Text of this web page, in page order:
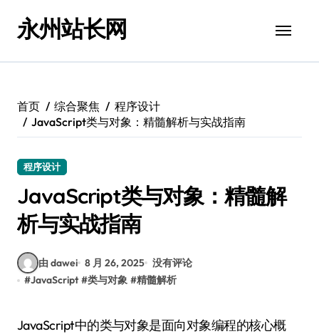
永州站长网
首页 综合聚焦
程序设计
JavaScript类与对象：精髓解析与实战指南
程序设计
JavaScript类与对象：精髓解
析与实战指南
由 dawei 8 月 26, 2025 没有评论
#JavaScript #类与对象 #精髓解析
JavaScript中的类与对象是面向对象编程的核心概